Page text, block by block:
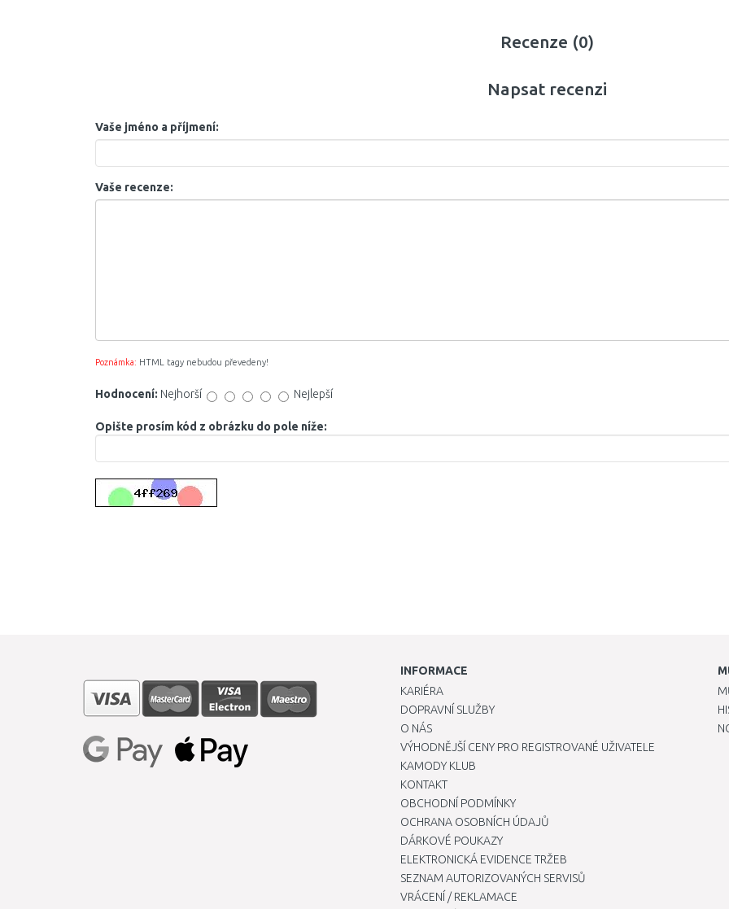
Recenze (0)
Napsat recenzi
Vaše jméno a příjmení:
Vaše recenze:
Poznámka: HTML tagy nebudou převedeny!
Hodnocení: Nejhorší Nejlepší
Opište prosím kód z obrázku do pole níže:
INFORMACE
KARIÉRA
DOPRAVNÍ SLUŽBY
O NÁS
VÝHODNĚJŠÍ CENY PRO REGISTROVANÉ UŽIVATELE
KAMODY KLUB
KONTAKT
OBCHODNÍ PODMÍNKY
OCHRANA OSOBNÍCH ÚDAJŮ
DÁRKOVÉ POUKAZY
ELEKTRONICKÁ EVIDENCE TRŽEB
SEZNAM AUTORIZOVANÝCH SERVISŮ
VRÁCENÍ / REKLAMACE